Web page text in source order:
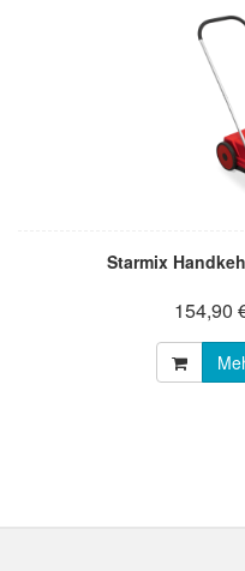
Starmix
154,90